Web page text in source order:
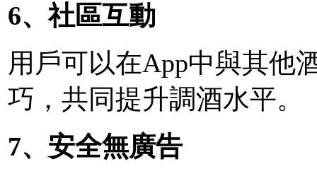
6、社區互動
用戶可以在App中與其他
巧，共同提升調酒水平。
7、安全無廣告